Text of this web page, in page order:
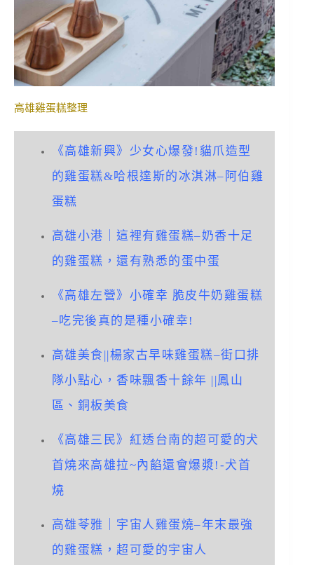
高雄雞蛋糕整理
《高雄新興》少女心爆發 ! 貓爪造型
的雞蛋糕&哈根達斯的冰淇淋– 阿伯雞
蛋糕
高雄小港｜這裡有雞蛋糕–奶香十足
的雞蛋糕，還有熟悉的蛋中蛋
《高雄左營》小確幸 脆皮牛奶雞蛋糕
–吃完後真的是種小確幸!
高雄美食||楊家古早味雞蛋糕–街口排
隊小點心，香味飄香十餘年 ||鳳山
區、銅板美食
《高雄三民》紅透台南的超可愛的犬
首燒來高雄拉~內餡還會爆漿 !-犬首
燒
高雄苓雅｜宇宙人雞蛋燒–年末最強
的雞蛋糕，超可愛的宇宙人